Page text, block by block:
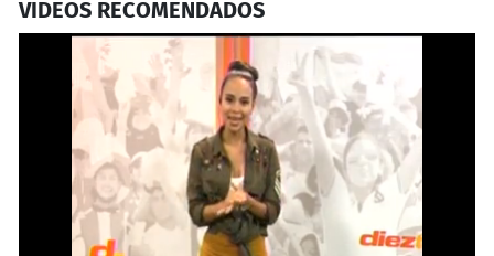
VIDEOS RECOMENDADOS